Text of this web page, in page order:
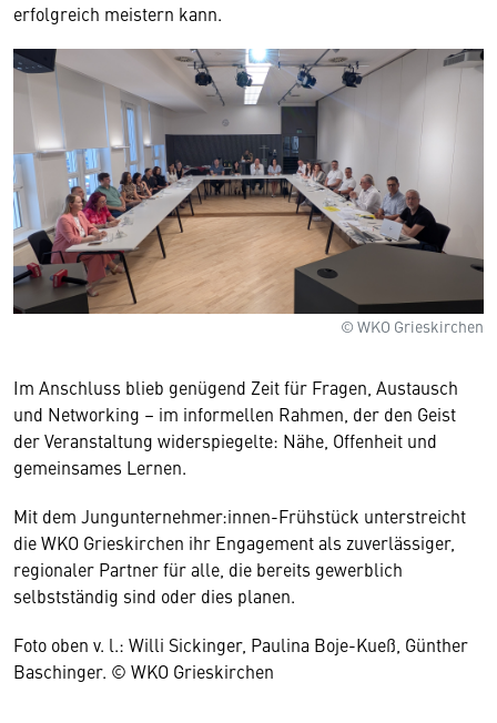
erfolgreich meistern kann.
© WKO Grieskirchen
Im Anschluss blieb genügend Zeit für Fragen, Austausch
und Networking – im informellen Rahmen, der den Geist
der Veranstaltung widerspiegelte: Nähe, Offenheit und
gemeinsames Lernen.
Mit dem Jungunternehmer:innen-Frühstück unterstreicht
die WKO Grieskirchen ihr Engagement als zuverlässiger,
regionaler Partner für alle, die bereits gewerblich
selbstständig sind oder dies planen.
Foto oben v. l.: Willi Sickinger, Paulina Boje-Kueß, Günther
Baschinger. © WKO Grieskirchen